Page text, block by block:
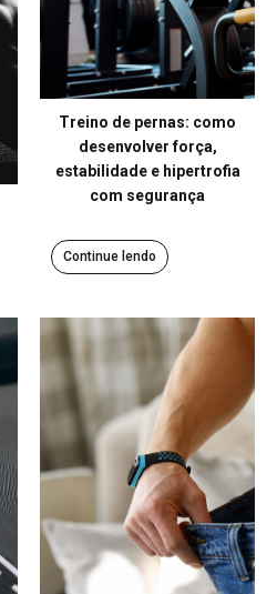
Treino de pernas: como
desenvolver força,
estabilidade e hipertrofia
com segurança
Continue lendo